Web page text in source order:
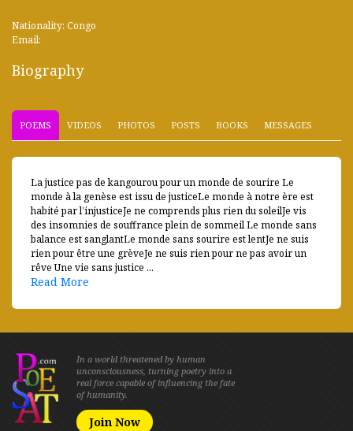
Nationality: Congo
Email:
Biography
POEMS VIDEOS PHOTOS POSTS BOOKS MESSAGES
La justice pas de kangourou pour un monde de sourire Le
monde à la genèse est issu de justiceLe monde à notre ère est
habité par l’injusticeJe ne comprends plus rien du soleilJe vis
des insomnies de souffrance plein de sommeil Le monde sans
balance est sanglantLe monde sans sourire est lentJe ne suis
rien pour être une grèveJe ne suis rien pour ne pas avoir un
rêve Une vie sans justice ...
Read More
In a world threatened by human
unconsciousness, turning poetry into a
real force capable of influencing the fate
of humanity.
Join Now